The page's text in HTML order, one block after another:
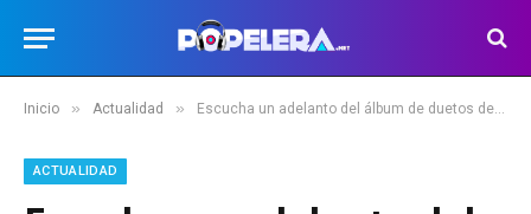
Inicio » Actualidad » Escucha un adelanto del álbum de duetos de Norah Jones
ACTUALIDAD